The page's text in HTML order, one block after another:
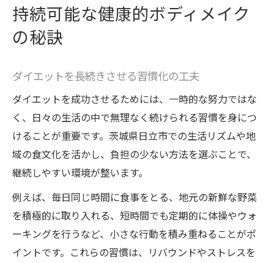
持続可能な健康的ボディメイク
の秘訣
ダイエットを長続きさせる習慣化の工夫
ダイエットを成功させるためには、一時的な努力ではな
く、日々の生活の中で無理なく続けられる習慣を身につ
けることが重要です。茨城県日立市での生活リズムや地
域の食文化を活かし、負担の少ない方法を選ぶことで、
継続しやすい環境が整います。
例えば、毎日同じ時間に食事をとる、地元の新鮮な野菜
を積極的に取り入れる、短時間でも定期的に体操やウォ
ーキングを行うなど、小さな行動を積み重ねることがポ
イントです。これらの習慣は、リバウンドやストレスを